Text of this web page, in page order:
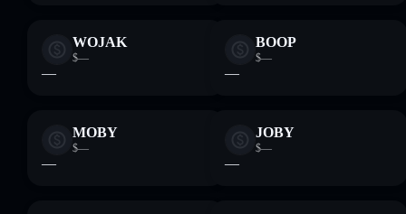
WOJAK
$—
—
BOOP
$—
—
MOBY
$—
—
JOBY
$—
—